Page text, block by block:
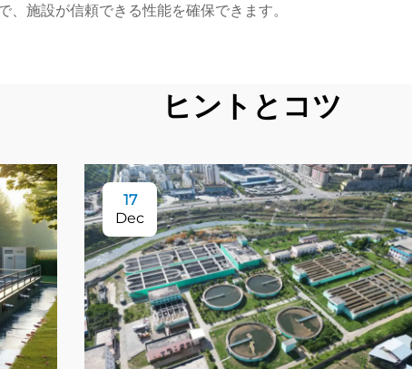
施設が信頼できる性能を確保できます。
ヒントとコツ
17
Dec